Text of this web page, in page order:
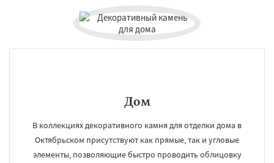
Дом
В коллекциях декоративного камня для отделки дома в
Октябрьском присутствуют как прямые, так и угловые
элементы, позволяющие быстро проводить облицовку